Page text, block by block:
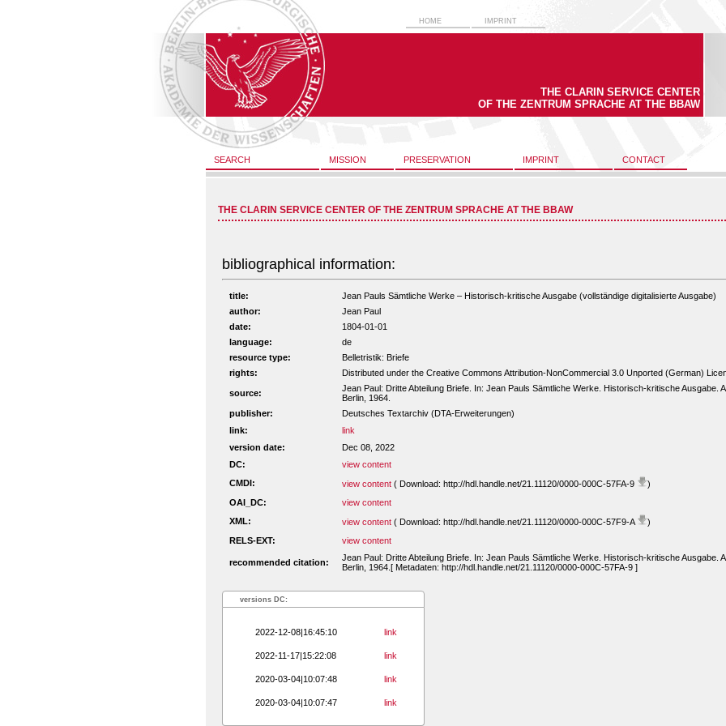
HOME IMPRINT
THE CLARIN SERVICE CENTER
OF THE ZENTRUM SPRACHE AT THE BBAW
SEARCH MISSION PRESERVATION IMPRINT CONTACT
THE CLARIN SERVICE CENTER OF THE ZENTRUM SPRACHE AT THE BBAW
bibliographical information:
title:
Jean Pauls Sämtliche Werke – Historisch-kritische Ausgabe (vollständige digitalisierte Ausgabe)
author:
Jean Paul
date:
1804-01-01
language:
de
resource type:
Belletristik: Briefe
rights:
Distributed under the Creative Commons Attribution-NonCommercial 3.0 Unported (German)
source:
Jean Paul: Dritte Abteilung Briefe. In: Jean Pauls Sämtliche Werke. Historisch-kritische Ausgabe.
Berlin, 1964.
publisher:
Deutsches Textarchiv (DTA-Erweiterungen)
link:
link
version date:
Dec 08, 2022
DC:
view content
CMDI:
view content ( Download: http://hdl.handle.net/21.11120/0000-000C-57FA-9
)
OAI_DC:
view content
XML:
view content ( Download: http://hdl.handle.net/21.11120/0000-000C-57F9-A
)
RELS-EXT:
view content
recommended citation:
Jean Paul: Dritte Abteilung Briefe. In: Jean Pauls Sämtliche Werke. Historisch-kritische Ausgabe.
Berlin, 1964.[ Metadaten: http://hdl.handle.net/21.11120/0000-000C-57FA-9 ]
versions DC:
2022-12-08|16:45:10 link
2022-11-17|15:22:08 link
2020-03-04|10:07:48 link
2020-03-04|10:07:47 link